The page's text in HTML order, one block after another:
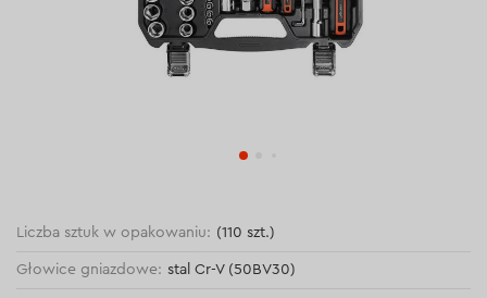
Liczba sztuk w opakowaniu: (110 szt.)
Głowice gniazdowe: stal Cr-V (50BV30)